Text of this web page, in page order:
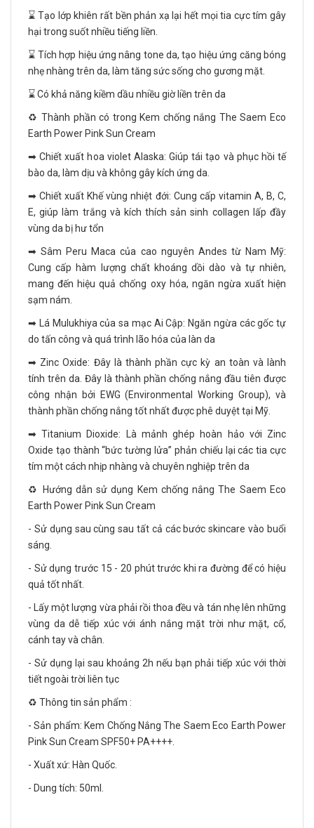
⌛ Tạo lớp khiên rất bền phản xạ lại hết mọi tia cực tím gây
hại trong suốt nhiều tiếng liền.
⌛ Tích hợp hiệu ứng nâng tone da, tạo hiệu ứng căng bóng
nhẹ nhàng trên da, làm tăng sức sống cho gương mặt.
⌛ Có khả năng kiềm dầu nhiều giờ liền trên da
♻️ Thành phần có trong Kem chống nắng The Saem Eco
Earth Power Pink Sun Cream
➡ Chiết xuất hoa violet Alaska: Giúp tái tạo và phục hồi tế
bào da, làm dịu và không gây kích ứng da.
➡ Chiết xuất Khế vùng nhiệt đới: Cung cấp vitamin A, B, C,
E, giúp làm trắng và kích thích sản sinh collagen lấp đầy
vùng da bị hư tổn
➡ Sâm Peru Maca của cao nguyên Andes từ Nam Mỹ:
Cung cấp hàm lượng chất khoáng dồi dào và tự nhiên,
mang đến hiệu quả chống oxy hóa, ngăn ngừa xuất hiện
sạm nám.
➡ Lá Mulukhiya của sa mạc Ai Cập: Ngăn ngừa các gốc tự
do tấn công và quá trình lão hóa của làn da
➡ Zinc Oxide: Đây là thành phần cực kỳ an toàn và lành
tính trên da. Đây là thành phần chống nắng đầu tiên được
công nhận bởi EWG (Environmental Working Group), và
thành phần chống nắng tốt nhất được phê duyệt tại Mỹ.
➡ Titanium Dioxide: Là mảnh ghép hoàn hảo với Zinc
Oxide tạo thành “bức tường lửa” phản chiếu lại các tia cực
tím một cách nhịp nhàng và chuyên nghiệp trên da
♻️ Hướng dẫn sử dụng Kem chống nắng The Saem Eco
Earth Power Pink Sun Cream
- Sử dụng sau cùng sau tất cả các bước skincare vào buổi
sáng.
- Sử dụng trước 15 - 20 phút trước khi ra đường để có hiệu
quả tốt nhất.
- Lấy một lượng vừa phải rồi thoa đều và tán nhẹ lên những
vùng da dễ tiếp xúc với ánh nắng mặt trời như mặt, cổ,
cánh tay và chân.
- Sử dụng lại sau khoảng 2h nếu bạn phải tiếp xúc với thời
tiết ngoài trời liên tục
♻️ Thông tin sản phẩm :
- Sản phẩm: Kem Chống Nắng The Saem Eco Earth Power
Pink Sun Cream SPF50+ PA++++.
- Xuất xứ: Hàn Quốc.
- Dung tích: 50ml.